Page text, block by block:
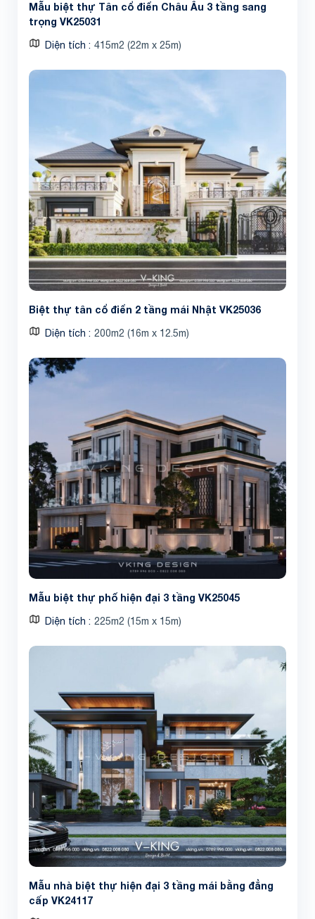
Mẫu biệt thự Tân cổ điển Châu Âu 3 tầng sang
trọng VK25031
Diện tích 415m2 (22m x 25m)
Biệt thự tân cổ điển 2 tầng mái Nhật VK25036
Diện tích 200m2 (16m x 12.5m)
Mẫu biệt thự phố hiện đại 3 tầng VK25045
Diện tích 225m2 (15m x 15m)
Mẫu nhà biệt thự hiện đại 3 tầng mái bằng đẳng
cấp VK24117